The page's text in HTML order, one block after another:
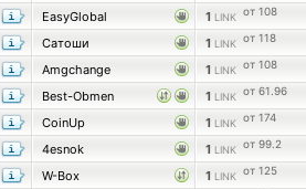
EasyGlobal
1 LINK от 108
Сатоши
1 LINK от 118
Amgchange
1 LINK от 108
Best-Obmen
1 LINK от 61.96
CoinUp
1 LINK от 174
4esnok
1 LINK от 99.2
W-Box
1 LINK от 125